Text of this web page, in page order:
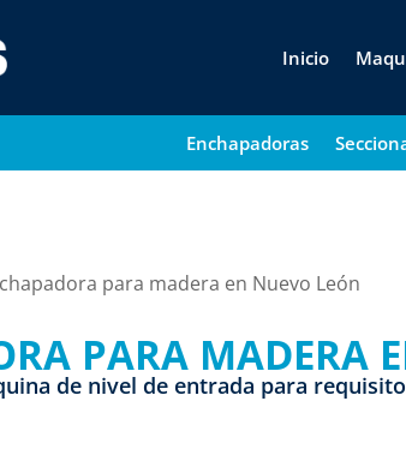
Inicio
Enchapadoras
para madera en Nuevo León
PARA MADERA
de nivel de entrada para